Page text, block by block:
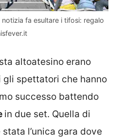
fa esultare i tifosi: regalo
altoatesino erano
spettatori che hanno
successo battendo
in due set. Quella di
l’unica gara dove